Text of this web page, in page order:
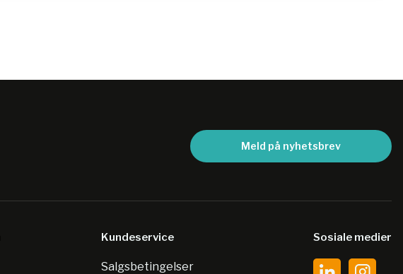
Meld på nyhetsbrev
Kundeservice
Salgsbetingelser
Sosiale medier